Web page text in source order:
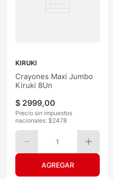
KIRUKI
Crayones Maxi Jumbo
Kiruki 8Un
$ 2999,00
Precio sin impuestos
nacionales: $2478
1